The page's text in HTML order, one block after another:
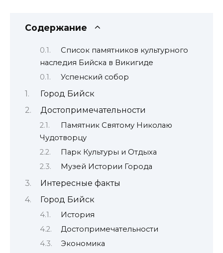
Содержание
Список памятников культурного
наследия Бийска в Викигиде
Успенский собор
Город Бийск
Достопримечательности
Памятник Святому Николаю
Чудотворцу
Парк Культуры и Отдыха
Музей Истории Города
Интересные факты
Город Бийск
История
Достопримечательности
Экономика